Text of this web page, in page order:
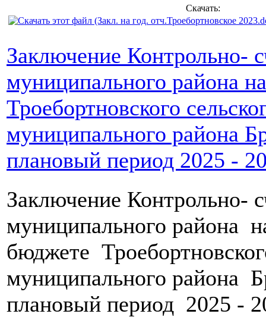
Скачать:
Заключение Контрольно-
муниципального района
Троебортновского
муниципального района
плановый период 2025 -
Заключение Контрольно-
муниципального района
бюджете
муниципального района
плановый период 2025 -